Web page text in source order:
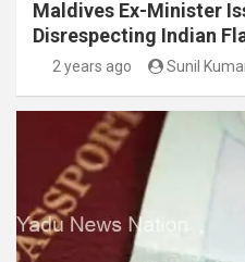
Maldives Ex-Minister
Disrespecting Indian
2 years ago Sunil